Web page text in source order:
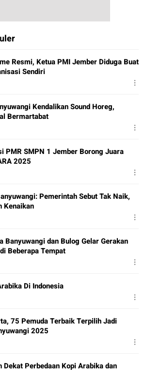
Resmi, Ketua PMI Jember Diduga Buat
Sendiri
Kendalikan Sound Horeg,
Bermartabat
PMR SMPN 1 Jember Borong Juara
2025
Pemerintah Sebut Tak Naik,
Kenaikan
Banyuwangi dan Bulog Gelar Gerakan
Beberapa Tempat
Di Indonesia
75 Pemuda Terbaik Terpilih Jadi
2025
Dekat Perbedaan Kopi Arabika dan